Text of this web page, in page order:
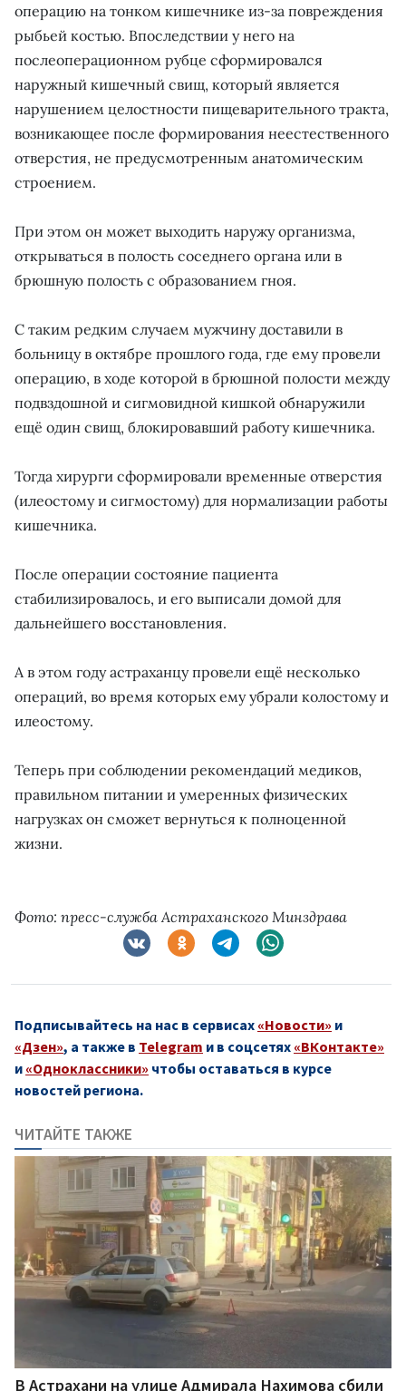
операцию на тонком кишечнике из-за повреждения
рыбьей костью. Впоследствии у него на
послеоперационном рубце сформировался
наружный кишечный свищ, который является
нарушением целостности пищеварительного тракта,
возникающее после формирования неестественного
отверстия, не предусмотренным анатомическим
строением.
При этом он может выходить наружу организма,
открываться в полость соседнего органа или в
брюшную полость с образованием гноя.
С таким редким случаем мужчину доставили в
больницу в октябре прошлого года, где ему провели
операцию, в ходе которой в брюшной полости между
подвздошной и сигмовидной кишкой обнаружили
ещё один свищ, блокировавший работу кишечника.
Тогда хирурги сформировали временные отверстия
(илеостому и сигмостому) для нормализации работы
кишечника.
После операции состояние пациента
стабилизировалось, и его выписали домой для
дальнейшего восстановления.
А в этом году астраханцу провели ещё несколько
операций, во время которых ему убрали колостому и
илеостому.
Теперь при соблюдении рекомендаций медиков,
правильном питании и умеренных физических
нагрузках он сможет вернуться к полноценной
жизни.
Фото: пресс-служба Астраханского Минздрава
Подписывайтесь на нас в сервисах «Новости» и
«Дзен», а также в Telegram и в соцсетях «ВКонтакте»
и «Одноклассники» чтобы оставаться в курсе
новостей региона.
ЧИТАЙТЕ ТАКЖЕ
В Астрахани на улице Адмирала Нахимова сбили